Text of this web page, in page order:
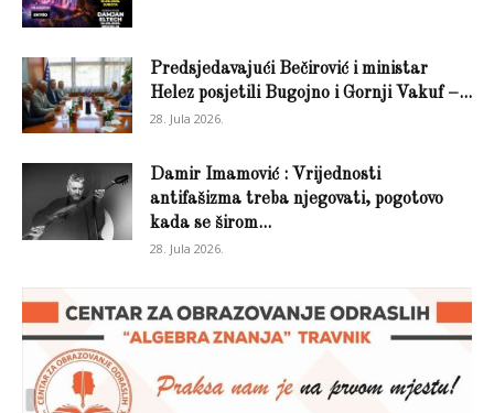
Predsjedavajući Bečirović i ministar
Helez posjetili Bugojno i Gornji Vakuf –...
28. Jula 2026.
Damir Imamović : Vrijednosti
antifašizma treba njegovati, pogotovo
kada se širom...
28. Jula 2026.